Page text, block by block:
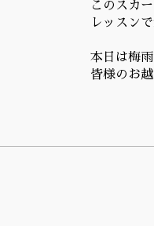
このスカ
レッスン
本日は梅
皆様のお